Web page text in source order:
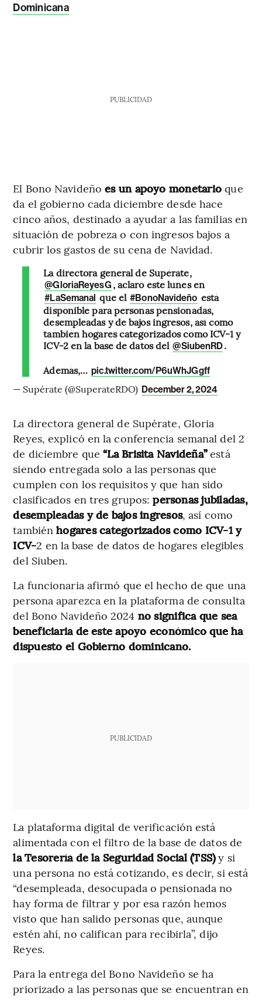
Dominicana
PUBLICIDAD
El Bono Navideñoes un apoyo monetarioque
da el gobierno cada diciembre desde hace
cinco años, destinado a ayudar a las familias en
situación de pobreza o con ingresos bajos a
cubrir los gastos de su cena de Navidad.
La directora general de Supérate,
@GloriaReyesG , aclaró este lunes en
#LaSemanal que el #BonoNavideño está
disponible para personas pensionadas,
desempleadas y de bajos ingresos, así como
también hogares categorizados como ICV-1 y
ICV-2 en la base de datos del @SiubenRD.
Además,… pic.twitter.com/P6uWhJGgff
— Supérate (@SuperateRDO) December 2, 2024
La directora general de Supérate, Gloria
Reyes, explicó en la conferencia semanal del 2
de diciembre que“La Brisita Navideña”está
siendo entregada solo a las personas que
cumplen con los requisitos y que han sido
clasificados en tres grupos:personas jubiladas,
desempleadas y de bajos ingresos, así como
tambiénhogares categorizados como ICV-1 y
ICV-2 en la base de datos de hogares elegibles
del Siuben.
La funcionaria afirmó que el hecho de que una
persona aparezca en la plataforma de consulta
del Bono Navideño 2024 no significa que sea
beneficiaria de este apoyo económico que ha
dispuesto el Gobierno dominicano.
PUBLICIDAD
La plataforma digital de verificación está
alimentada con el filtro de la base de datos de
la Tesorería de la Seguridad Social (TSS)y si
una persona no está cotizando, es decir, si está
“desempleada, desocupada o pensionada no
hay forma de filtrar y por esa razón hemos
visto que han salido personas que, aunque
estén ahí, no califican para recibirla”, dijo
Reyes.
Para la entrega del Bono Navideño se ha
priorizado a las personas que se encuentran en